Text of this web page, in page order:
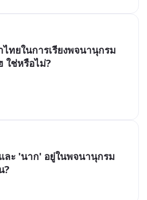
ทยในการเรียงพจนานุกรม
ใช่หรือไม่?
ละ 'นาก' อยู่ในพจนานุกรม
?